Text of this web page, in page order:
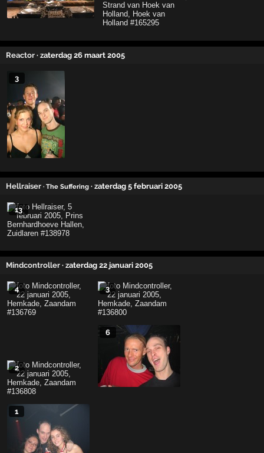
Reactor · zaterdag 26 maart 2005
3
Hellraiser · The Suffering · zaterdag 5 februari 2005
13
Mindcontroller · zaterdag 22 januari 2005
4 3
2
6
1